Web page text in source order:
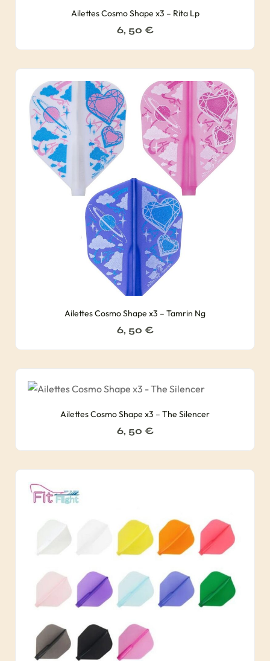
Ailettes Cosmo Shape x3 – Rita Lp
6, 50 €
Ailettes Cosmo Shape x3 – Tamrin Ng
6, 50 €
Ailettes Cosmo Shape x3 – The Silencer
6, 50 €